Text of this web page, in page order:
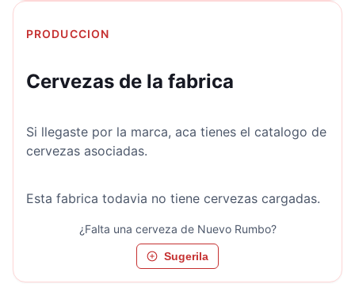
PRODUCCION
Cervezas de la fabrica
Si llegaste por la marca, aca tienes el catalogo de
cervezas asociadas.
Esta fabrica todavia no tiene cervezas cargadas.
¿Falta una cerveza de Nuevo Rumbo?
Sugerila